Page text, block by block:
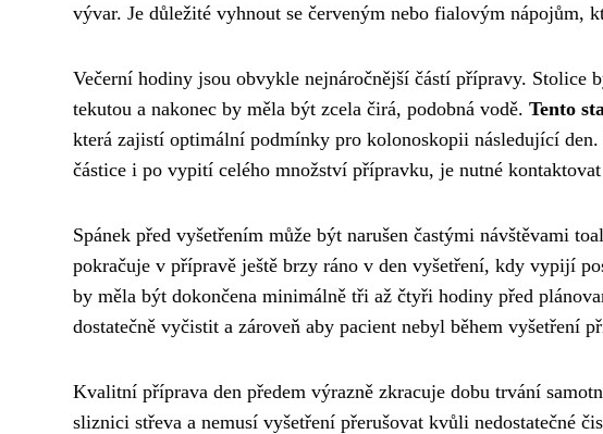
vývar. Je důležité vyhnout se červeným nebo fialovým nápojům,
Večerní hodiny jsou obvykle nejnáročnější částí přípravy. Stolice
tekutou a nakonec by měla být zcela čirá, podobná vodě. Tento
která zajistí optimální podmínky pro kolonoskopii následující den.
částice i po vypití celého množství přípravku, je nutné
Spánek před vyšetřením může být narušen častými návštěvami
pokračuje v přípravě ještě brzy ráno v den vyšetření, kdy vypijí
by měla být dokončena minimálně tři až čtyři hodiny před
dostatečně vyčistit a zároveň aby pacient nebyl během vyšetření
Kvalitní příprava den předem výrazně zkracuje dobu trvání
sliznici střeva a nemusí vyšetření přerušovat kvůli nedostatečné